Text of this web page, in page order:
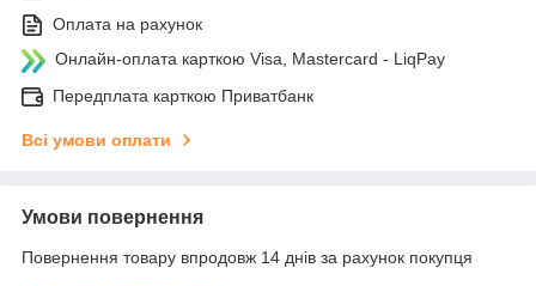
Оплата на рахунок
Онлайн-оплата карткою Visa, Mastercard - LiqPay
Передплата карткою Приватбанк
Всі умови оплати
Умови повернення
Повернення товару впродовж 14 днів за рахунок покупця